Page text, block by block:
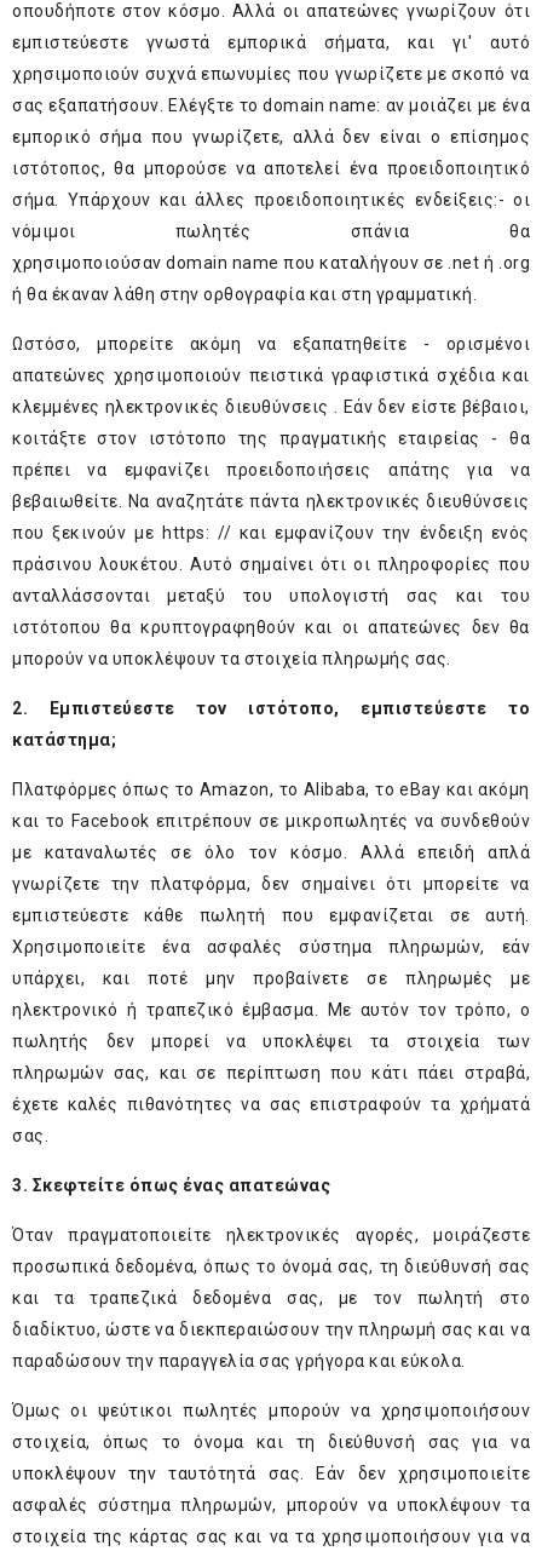
οπουδήποτε στον κόσμο. Αλλά οι απατεώνες γνωρίζουν ότι
εμπιστεύεστε γνωστά εμπορικά σήματα, και γι' αυτό
χρησιμοποιούν συχνά επωνυμίες που γνωρίζετε με σκοπό να
σας εξαπατήσουν. Ελέγξτε τοdomain name: αν μοιάζει με ένα
εμπορικό σήμα που γνωρίζετε, αλλά δεν είναι ο επίσημος
ιστότοπος, θα μπορούσε να αποτελεί ένα προειδοποιητικό
σήμα. Υπάρχουν και άλλες προειδοποιητικές ενδείξεις:- οι
νόμιμοι πωλητές σπάνια θα
χρησιμοποιούσανdomain name που καταλήγουν σε .net ή .org
ή θα έκαναν λάθη στην ορθογραφία και στη γραμματική.
Ωστόσο, μπορείτε ακόμη να εξαπατηθείτε - ορισμένοι
απατεώνες χρησιμοποιούν πειστικά γραφιστικά σχέδια και
κλεμμένες ηλεκτρονικές διευθύνσεις . Εάν δεν είστε βέβαιοι,
κοιτάξτε στον ιστότοπο της πραγματικής εταιρείας - θα
πρέπει να εμφανίζει προειδοποιήσεις απάτης για να
βεβαιωθείτε. Να αναζητάτε πάντα ηλεκτρονικές διευθύνσεις
που ξεκινούν με https: // και εμφανίζουν την ένδειξη ενός
πράσινου λουκέτου. Αυτό σημαίνει ότι οι πληροφορίες που
ανταλλάσσονται μεταξύ του υπολογιστή σας και του
ιστότοπου θα κρυπτογραφηθούν και οι απατεώνες δεν θα
μπορούν να υποκλέψουν τα στοιχεία πληρωμής σας.
2. Εμπιστεύεστε τον ιστότοπο, εμπιστεύεστε το
κατάστημα;
Πλατφόρμες όπως το Amazon, το Alibaba, το eBay και ακόμη
και το Facebook επιτρέπουν σε μικροπωλητές να συνδεθούν
με καταναλωτές σε όλο τον κόσμο. Αλλά επειδή απλά
γνωρίζετε την πλατφόρμα, δεν σημαίνει ότι μπορείτε να
εμπιστεύεστε κάθε πωλητή που εμφανίζεται σε αυτή.
Χρησιμοποιείτε ένα ασφαλές σύστημα πληρωμών, εάν
υπάρχει, και ποτέ μην προβαίνετε σε πληρωμές με
ηλεκτρονικό ή τραπεζικό έμβασμα. Με αυτόν τον τρόπο, ο
πωλητής δεν μπορεί να υποκλέψει τα στοιχεία των
πληρωμών σας, και σε περίπτωση που κάτι πάει στραβά,
έχετε καλές πιθανότητες να σας επιστραφούν τα χρήματά
σας.
3. Σκεφτείτε όπως ένας απατεώνας
Όταν πραγματοποιείτε ηλεκτρονικές αγορές, μοιράζεστε
προσωπικά δεδομένα, όπως το όνομά σας, τη διεύθυνσή σας
και τα τραπεζικά δεδομένα σας, με τον πωλητή στο
διαδίκτυο, ώστε να διεκπεραιώσουν την πληρωμή σας και να
παραδώσουν την παραγγελία σας γρήγορα και εύκολα.
Όμως οι ψεύτικοι πωλητές μπορούν να χρησιμοποιήσουν
στοιχεία, όπως το όνομα και τη διεύθυνσή σας για να
υποκλέψουν την ταυτότητά σας. Εάν δεν χρησιμοποιείτε
ασφαλές σύστημα πληρωμών, μπορούν να υποκλέψουν τα
στοιχεία της κάρτας σας και να τα χρησιμοποιήσουν για να